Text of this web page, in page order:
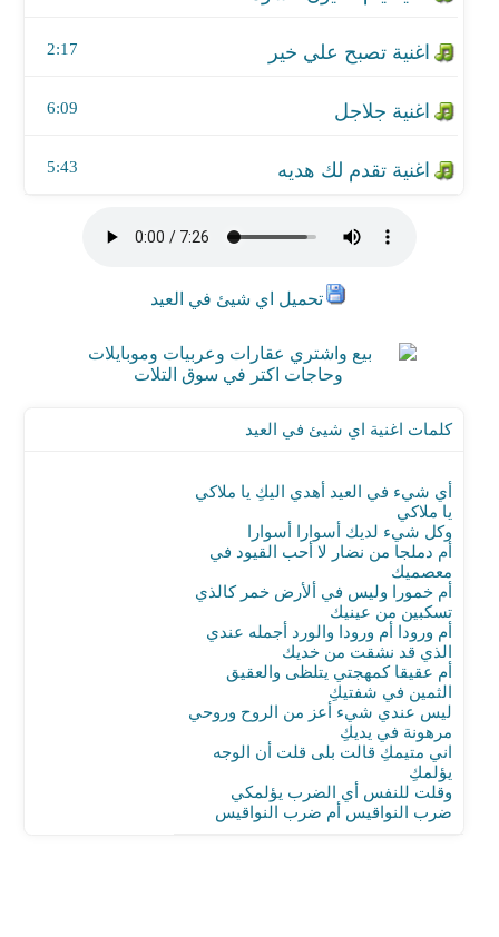
2:17
6:09
5:43
تحميل اي شيئ في العيد
كلمات اغنية اي شيئ في العيد
أي شيء في العيد أهدي اليكِ يا ملاكي
يا ملاكي
وكل شيء لديك أسوارا أسوارا
أم دملجا من نضار لا أحب القيود في
معصميك
أم خمورا وليس في ألأرض خمر كالذي
تسكبين من عينيك
أم ورودا أم ورودا والورد أجمله عندي
الذي قد نشقت من خديك
أم عقيقا كمهجتي يتلظى والعقيق
الثمين في شفتيكِ
ليس عندي شيء أعز من الروح وروحي
مرهونة في يديكِ
اني متيمكِ قالت بلى قلت أن الوجه
يؤلمكِ
وقلت للنفس أي الضرب يؤلمكي
ضرب النواقيس أم ضرب النواقيس